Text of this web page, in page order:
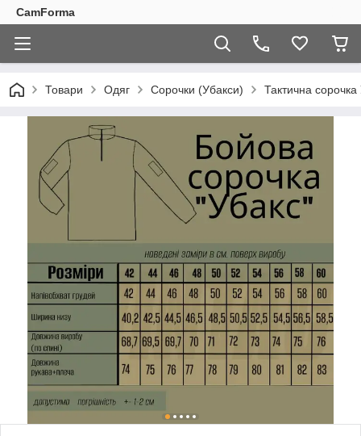
CamForma
Товари Одяг Сорочки (Убакси) Тактична